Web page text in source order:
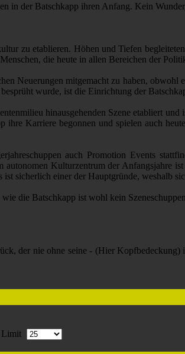
in der Batschkapp ihren Anfang. Kein
zu etablieren. Höhen und Tiefen
die heute in allen Bereichen der
Neuerungen mitgemacht zu haben,
wurde, ist die Einrichtung der
hinausgehenden Szene etabliert
ihre Karriere begonnen und spielen auch
auch Promotion Events
Kulturzentrum der Anfangsjahre
sicherlich einer der Hauptgründe, weshalb
die Batschkapp ist wohl kein
der nie ohne seine - (Hier
Limit